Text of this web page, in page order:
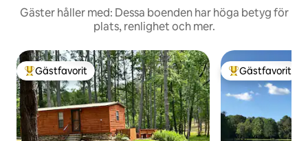
Gäster håller med: Dessa boenden har höga betyg för
plats, renlighet och mer.
Populär gästfavorit
Gästfavorit Populär
Gästfavorit